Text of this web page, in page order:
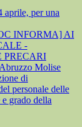
aprile, per una
INFORMA] AI
-
PRECARI
Molise
di
personale delle
grado della